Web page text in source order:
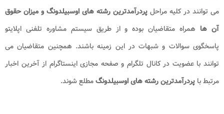
می توانند در کلیه مراحل پردرآمدترین رشته های اوسبیلدونگ و میزان حقوق
آن ها همراه متقاضیان بوده و از طریق سیستم مشاوره تلفنی اپلایتو
پاسخگوی سوالات و شبهات در این زمینه باشند. همچنین متقاضیان می
توانند با عضویت در کانال تلگرام و صفحه مجازی اینستاگرام از آخرین اخبار
مرتبط با پردرآمدترین رشته های اوسبیلدونگمطلع شوند.